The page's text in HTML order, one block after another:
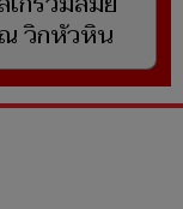
วิกหัวหิน